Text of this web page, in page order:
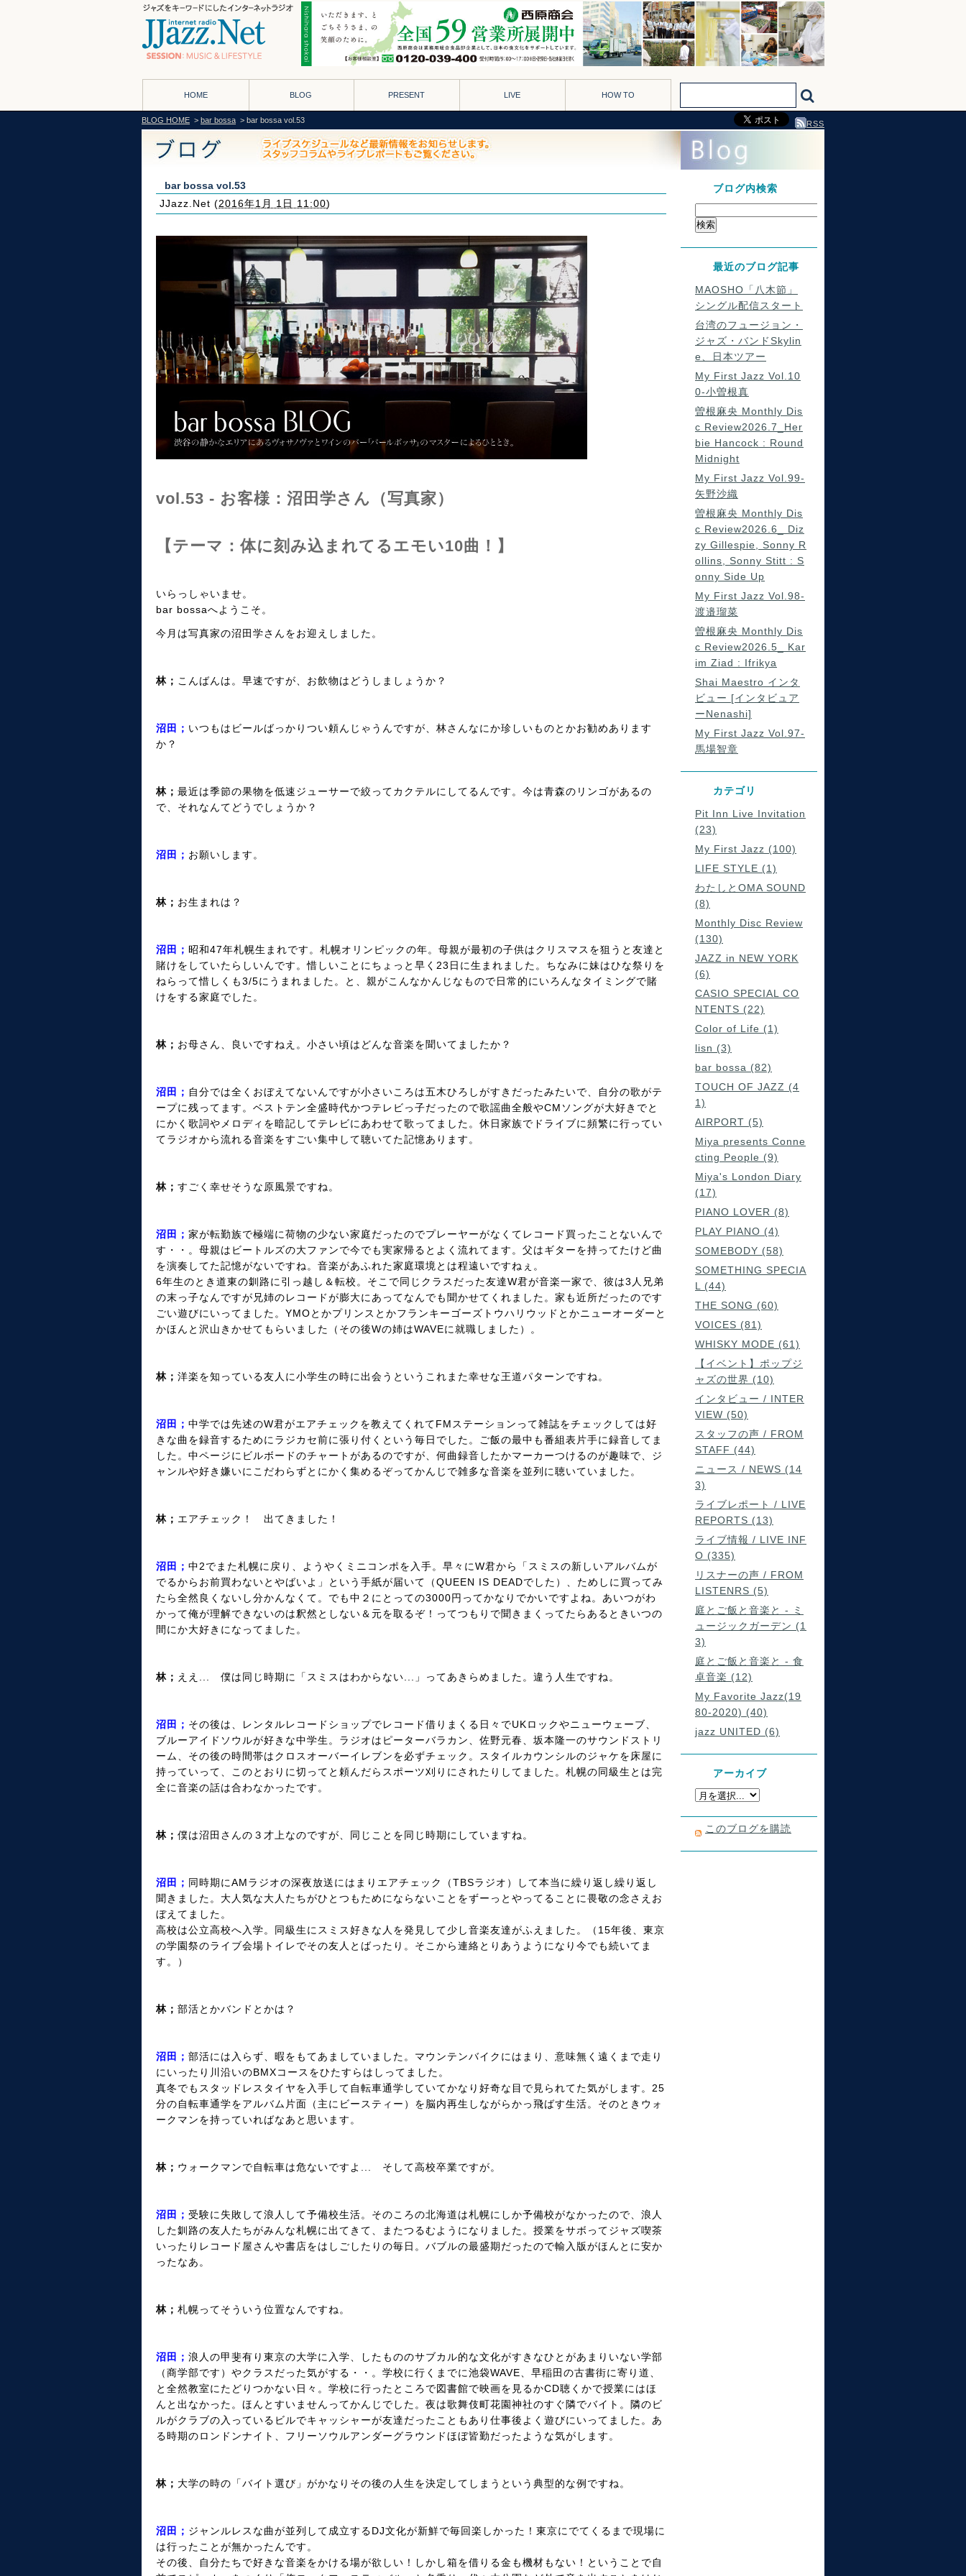
HOME BLOG PRESENT LIVE HOW TO
BLOG HOME > bar bossa > bar bossa vol.53 RSS
bar bossa vol.53
JJazz.Net (2016年1月 1日 11:00)
vol.53 - お客様：沼田学さん（写真家）
【テーマ：体に刻み込まれてるエモい10曲！】
いらっしゃいませ。
bar bossaへようこそ。
今月は写真家の沼田学さんをお迎えしました。
林； こんばんは。早速ですが、お飲物はどうしましょうか？
沼田； いつもはビールばっかりつい頼んじゃうんですが、林さんなにか珍しいものとかお勧めあります
か？
林； 最近は季節の果物を低速ジューサーで絞ってカクテルにしてるんです。今は青森のリンゴがあるの
で、それなんてどうでしょうか？
沼田； お願いします。
林； お生まれは？
沼田； 昭和47年札幌生まれです。札幌オリンピックの年。母親が最初の子供はクリスマスを狙うと友達と
賭けをしていたらしいんです。惜しいことにちょっと早く23日に生まれました。ちなみに妹はひな祭りを
ねらって惜しくも3/5にうまれました。と、親がこんなかんじなもので日常的にいろんなタイミングで賭
けをする家庭でした。
林； お母さん、良いですねえ。小さい頃はどんな音楽を聞いてましたか？
沼田； 自分では全くおぼえてないんですが小さいころは五木ひろしがすきだったみたいで、自分の歌がテ
ープに残ってます。ベストテン全盛時代かつテレビっ子だったので歌謡曲全般やCMソングが大好きでと
にかく歌詞やメロディを暗記してテレビにあわせて歌ってました。休日家族でドライブに頻繁に行ってい
てラジオから流れる音楽をすごい集中して聴いてた記憶あります。
林； すごく幸せそうな原風景ですね。
沼田； 家が転勤族で極端に荷物の少ない家庭だったのでプレーヤーがなくてレコード買ったことないんで
す・・。母親はビートルズの大ファンで今でも実家帰るとよく流れてます。父はギターを持ってたけど曲
を演奏してた記憶がないですね。音楽があふれた家庭環境とは程遠いですねぇ。
6年生のとき道東の釧路に引っ越し＆転校。そこで同じクラスだった友達W君が音楽一家で、彼は3人兄弟
の末っ子なんですが兄姉のレコードが膨大にあってなんでも聞かせてくれました。家も近所だったのです
ごい遊びにいってました。YMOとかプリンスとかフランキーゴーズトウハリウッドとかニューオーダーと
かほんと沢山きかせてもらいました（その後Wの姉はWAVEに就職しました）。
林； 洋楽を知っている友人に小学生の時に出会うというこれまた幸せな王道パターンですね。
沼田； 中学では先述のW君がエアチェックを教えてくれてFMステーションって雑誌をチェックしては好
きな曲を録音するためにラジカセ前に張り付くという毎日でした。ご飯の最中も番組表片手に録音してま
した。中ページにビルボードのチャートがあるのですが、何曲録音したかマーカーつけるのが趣味で、ジ
ャンルや好き嫌いにこだわらずとにかく集めるぞってかんじで雑多な音楽を並列に聴いていました。
林； エアチェック！ 出てきました！
沼田； 中2でまた札幌に戻り、ようやくミニコンポを入手。早々にW君から「スミスの新しいアルバムが
でるからお前買わないとやばいよ」という手紙が届いて（QUEEN IS DEADでした）、ためしに買ってみ
たら全然良くないし分かんなくて。でも中２にとっての3000円ってかなりでかいですよね。あいつがわ
かって俺が理解できないのは釈然としない＆元を取るぞ！ってつもりで聞きまくってたらあるときいつの
間にか大好きになってました。
林； ええ... 僕は同じ時期に「スミスはわからない...」ってあきらめました。違う人生ですね。
沼田； その後は、レンタルレコードショップでレコード借りまくる日々でUKロックやニューウェーブ、
ブルーアイドソウルが好きな中学生。ラジオはピーターバラカン、佐野元春、坂本隆一のサウンドストリ
ーム、その後の時間帯はクロスオーバーイレブンを必ずチェック。スタイルカウンシルのジャケを床屋に
持っていって、このとおりに切ってと頼んだらスポーツ刈りにされたりしてました。札幌の同級生とは完
全に音楽の話は合わなかったです。
林； 僕は沼田さんの３才上なのですが、同じことを同じ時期にしていますね。
沼田； 同時期にAMラジオの深夜放送にはまりエアチェック（TBSラジオ）して本当に繰り返し繰り返し
聞きました。大人気な大人たちがひとつもためにならないことをずーっとやってることに畏敬の念さえお
ぼえてました。
高校は公立高校へ入学。同級生にスミス好きな人を発見して少し音楽友達がふえました。（15年後、東京
の学園祭のライブ会場トイレでその友人とばったり。そこから連絡とりあうようになり今でも続いてま
す。）
林； 部活とかバンドとかは？
沼田； 部活には入らず、暇をもてあましていました。マウンテンバイクにはまり、意味無く遠くまで走り
にいったり川沿いのBMXコースをひたすらはしってました。
真冬でもスタッドレスタイヤを入手して自転車通学していてかなり好奇な目で見られてた気がします。25
分の自転車通学をアルバム片面（主にビースティー）を脳内再生しながらかっ飛ばす生活。そのときウォ
ークマンを持っていればなあと思います。
林； ウォークマンで自転車は危ないですよ... そして高校卒業ですが。
沼田； 受験に失敗して浪人して予備校生活。そのころの北海道は札幌にしか予備校がなかったので、浪人
した釧路の友人たちがみんな札幌に出てきて、またつるむようになりました。授業をサボってジャズ喫茶
いったりレコード屋さんや書店をはしごしたりの毎日。バブルの最盛期だったので輸入版がほんとに安か
ったなあ。
林； 札幌ってそういう位置なんですね。
沼田； 浪人の甲斐有り東京の大学に入学、したもののサブカル的な文化がすきなひとがあまりいない学部
（商学部です）やクラスだった気がする・・。学校に行くまでに池袋WAVE、早稲田の古書街に寄り道、
と全然教室にたどりつかない日々。学校に行ったところで図書館で映画を見るかCD聴くかで授業にはほ
んと出なかった。ほんとすいませんってかんじでした。夜は歌舞伎町花園神社のすぐ隣でバイト。隣のビ
ルがクラブの入っているビルでキャッシャーが友達だったこともあり仕事後よく遊びにいってました。あ
る時期のロンドンナイト、フリーソウルアンダーグラウンドほぼ皆勤だったような気がします。
林； 大学の時の「バイト選び」がかなりその後の人生を決定してしまうという典型的な例ですね。
沼田； ジャンルレスな曲が並列して成立するDJ文化が新鮮で毎回楽しかった！東京にでてくるまで現場に
は行ったことが無かったんです。
その後、自分たちで好きな音楽をかける場が欲しい！しかし箱を借りる金も機材もない！ということで自
ブログ内検索
最近のブログ記事
MAOSHO「八木節」
シングル配信スタート
台湾のフュージョン・
ジャズ・バンドSkylin
e、日本ツアー
My First Jazz Vol.10
0-小曽根真
曽根麻央 Monthly Dis
c Review2026.7_Her
bie Hancock : Round
Midnight
My First Jazz Vol.99-
矢野沙織
曽根麻央 Monthly Dis
c Review2026.6_ Diz
zy Gillespie, Sonny R
ollins, Sonny Stitt : S
onny Side Up
My First Jazz Vol.98-
渡邉瑠菜
曽根麻央 Monthly Dis
c Review2026.5_ Kar
im Ziad : Ifrikya
Shai Maestro インタ
ビュー [インタビュア
ーNenashi]
My First Jazz Vol.97-
馬場智章
カテゴリ
Pit Inn Live Invitation
(23)
My First Jazz (100)
LIFE STYLE (1)
わたしとOMA SOUND
(8)
Monthly Disc Review
(130)
JAZZ in NEW YORK
(6)
CASIO SPECIAL CO
NTENTS (22)
Color of Life (1)
lisn (3)
bar bossa (82)
TOUCH OF JAZZ (4
1)
AIRPORT (5)
Miya presents Conne
cting People (9)
Miya's London Diary
(17)
PIANO LOVER (8)
PLAY PIANO (4)
SOMEBODY (58)
SOMETHING SPECIA
L (44)
THE SONG (60)
VOICES (81)
WHISKY MODE (61)
【イベント】ポップジ
ャズの世界 (10)
インタビュー / INTER
VIEW (50)
スタッフの声 / FROM
STAFF (44)
ニュース / NEWS (14
3)
ライブレポート / LIVE
REPORTS (13)
ライブ情報 / LIVE INF
O (335)
リスナーの声 / FROM
LISTENRS (5)
庭とご飯と音楽と - ミ
ュージックガーデン (1
3)
庭とご飯と音楽と - 食
卓音楽 (12)
My Favorite Jazz(19
80-2020) (40)
jazz UNITED (6)
アーカイブ
このブログを購読